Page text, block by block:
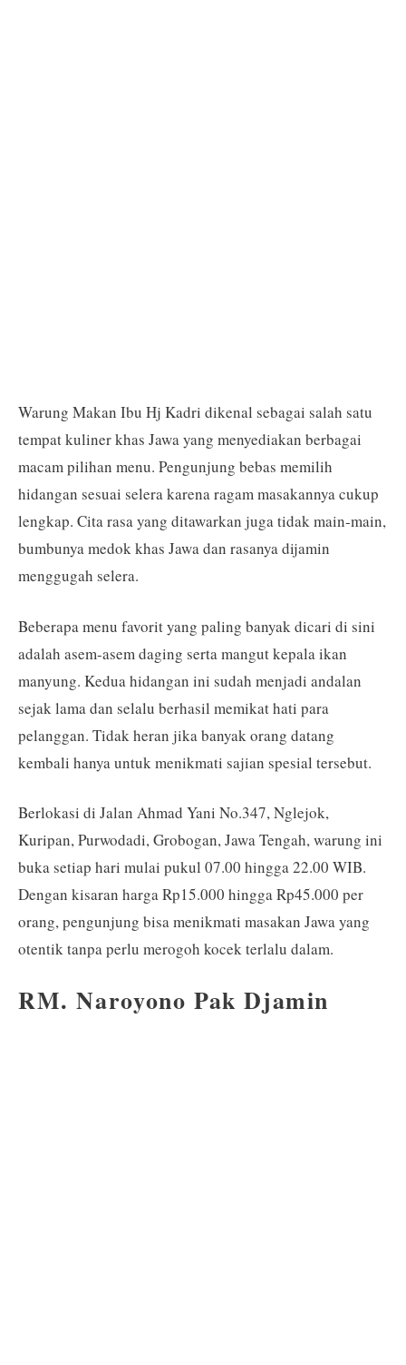
Warung Makan Ibu Hj Kadri dikenal sebagai salah satu
tempat kuliner khas Jawa yang menyediakan berbagai
macam pilihan menu. Pengunjung bebas memilih
hidangan sesuai selera karena ragam masakannya cukup
lengkap. Cita rasa yang ditawarkan juga tidak main-main,
bumbunya medok khas Jawa dan rasanya dijamin
menggugah selera.
Beberapa menu favorit yang paling banyak dicari di sini
adalah asem-asem daging serta mangut kepala ikan
manyung. Kedua hidangan ini sudah menjadi andalan
sejak lama dan selalu berhasil memikat hati para
pelanggan. Tidak heran jika banyak orang datang
kembali hanya untuk menikmati sajian spesial tersebut.
Berlokasi di Jalan Ahmad Yani No.347, Nglejok,
Kuripan, Purwodadi, Grobogan, Jawa Tengah, warung ini
buka setiap hari mulai pukul 07.00 hingga 22.00 WIB.
Dengan kisaran harga Rp15.000 hingga Rp45.000 per
orang, pengunjung bisa menikmati masakan Jawa yang
otentik tanpa perlu merogoh kocek terlalu dalam.
RM. Naroyono Pak Djamin